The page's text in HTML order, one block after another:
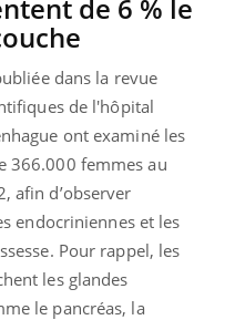
de 6 % le
dans la revue
de l'hôpital
ont examiné les
366.000 femmes au
afin d’observer
endocriniennes et les
Pour rappel, les
les glandes
le pancréas, la